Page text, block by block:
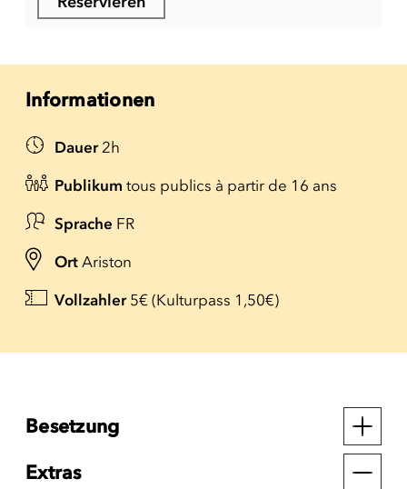
Informationen
Dauer 2h
Publikum tous publics à partir de 16 ans
Sprache FR
Ort Ariston
Vollzahler 5€ (Kulturpass 1,50€)
Besetzung
Extras